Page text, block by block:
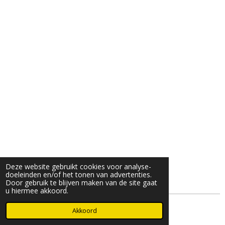
Deze website gebruikt cookies voor analyse-
doeleinden en/of het tonen van advertenties.
Door gebruik te blijven maken van de site gaat
u hiermee akkoord.
Akkoord
© 2025- 2026 Djöz mode